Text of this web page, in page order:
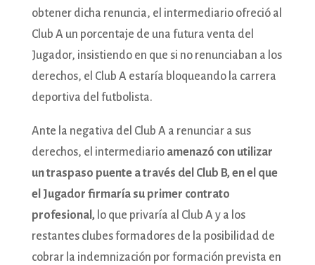
obtener dicha renuncia, el intermediario ofreció al
Club A un porcentaje de una futura venta del
Jugador, insistiendo en que si no renunciaban a los
derechos, el Club A estaría bloqueando la carrera
deportiva del futbolista.
Ante la negativa del Club A a renunciar a sus
derechos, el intermediario amenazó con utilizar
un traspaso puente a través del Club B, en el que
el Jugador firmaría su primer contrato
profesional ,lo que privaría al Club A y a los
restantes clubes formadores de la posibilidad de
cobrar la indemnización por formación prevista en